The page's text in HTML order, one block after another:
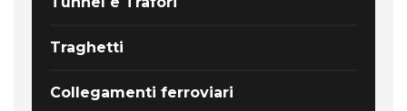
Traghetti
Collegamenti ferroviari